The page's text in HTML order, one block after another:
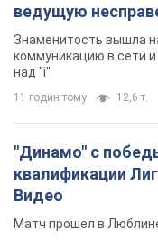
ведущую
Знаменитость вышла
коммуникацию в сети
над "i"
11 годин тому 12,6 т.
"Динамо" с
квалификации
Видео
Матч прошел в